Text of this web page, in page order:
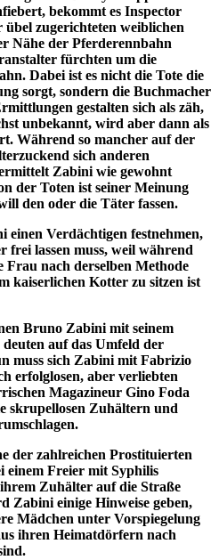
bekommt es Inspector
zugerichteten weiblichen
Nähe der Pferderennbahn
fürchten um die
Dabei ist es nicht die Tote die
sorgt, sondern die Buchmacher
gestalten sich als zäh,
unbekannt, wird aber dann als
Während so mancher auf der
sich anderen
Zabini wie gewohnt
der Toten ist seiner Meinung
den oder die Täter fassen.
einen Verdächtigen festnehmen,
frei lassen muss, weil während
Frau nach derselben Methode
kaiserlichen Kotter zu sitzen ist
Bruno Zabini mit seinem
auf das Umfeld der
muss sich Zabini mit Fabrizio
erfolglosen, aber verliebten
Magazineur Gino Foda
skrupellosen Zuhältern und
der zahlreichen Prostituierten
einem Freier mit Syphilis
Zuhälter auf die Straße
Zabini einige Hinweise geben,
Mädchen unter Vorspiegelung
ihren Heimatdörfern nach